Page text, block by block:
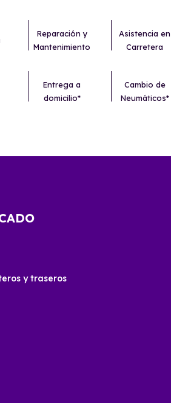
Reparación y
Mantenimiento
Asistencia en
Carretera
Entrega a
domicilio*
Cambio de
Neumáticos*
y traseros